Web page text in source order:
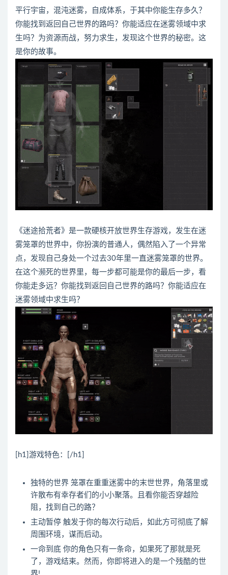
平行宇宙，混沌迷雾，自成体系，于其中你能生存多久？
你能找到返回自己世界的路吗？你能适应在迷雾领域中求
生吗？为资源而战，努力求生，发现这个世界的秘密。这
是你的故事。
《迷途拾荒者》是一款硬核开放世界生存游戏，发生在迷
雾笼罩的世界中，你扮演的普通人，偶然陷入了一个异常
点，发现自己身处一个过去30年里一直迷雾笼罩的世界。
在这个濒死的世界里，每一步都可能是你的最后一步，看
你能走多远？你能找到返回自己世界的路吗？你能适应在
迷雾领域中求生吗？
[h1]游戏特色：[/h1]
独特的世界 笼罩在重重迷雾中的末世世界，角落里或
许散布有幸存者们的小小聚落。且看你能否穿越险
阻，找到自己的路？
主动暂停 触发于你的每次行动后，如此方可彻底了解
周围环境，谋而后动。
一命到底 你的角色只有一条命，如果死了那就是死
了，游戏结束。然而，你即将进入的是一个残酷的世